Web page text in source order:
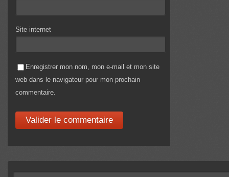
Site internet
Enregistrer mon nom, mon e-mail et mon site
web dans le navigateur pour mon prochain
commentaire.